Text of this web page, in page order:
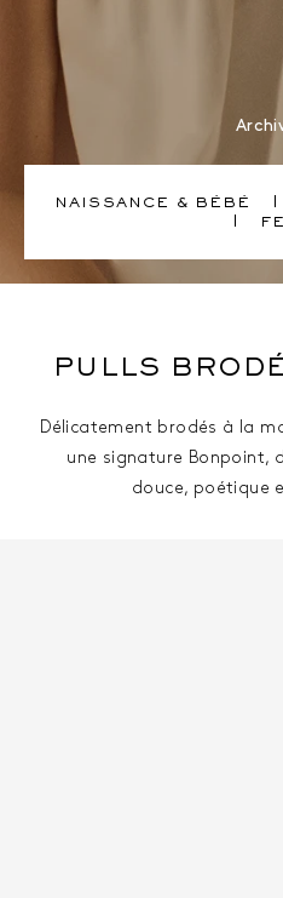
Bonpoint, marque de
NAISSANCE & BÉBÉ
PULLS
Délicatement brodés à la
une signature Bonpoint,
douce, poétique